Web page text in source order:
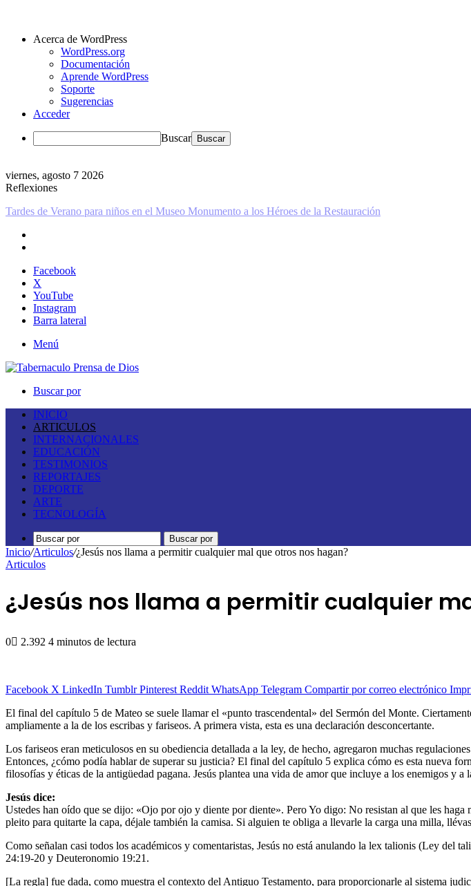
Acerca de WordPress
WordPress.org
Documentación
Aprende WordPress
Soporte
Sugerencias
Acceder
Buscar
viernes, agosto 7 2026
Reflexiones
Procura que la doctrina de la salvación moldee tu evangelismo
Facebook
X
YouTube
Instagram
Barra lateral
Menú
Buscar por
INICIO
ARTICULOS
INTERNACIONALES
EDUCACIÓN
TESTIMONIOS
REPORTAJES
DEPORTE
ARTE
TECNOLOGÍA
Buscar por
Inicio/Articulos/¿Jesús nos llama a permitir cualquier mal que otros nos hagan?
Articulos
¿Jesús nos llama a permitir cualquier
0 2.392 4 minutos de lectura
Facebook X LinkedIn Tumblr Pinterest Reddit WhatsApp Telegram Compartir por correo electrónico
El final del capítulo 5 de Mateo se suele llamar el «punto trascendental» del Sermón del Monte.
ampliamente a la de los escribas y fariseos. A primera vista, esta es una declaración desconcertante.
Los fariseos eran meticulosos en su obediencia detallada a la ley, de hecho, agregaron muchas
Entonces, ¿cómo podía hablar de superar su justicia? El final del capítulo 5 explica cómo es esta nueva
filosofías y éticas de la antigüedad pagana. Jesús plantea una vida de amor que incluye a los enemigos y a
Jesús dice:
Ustedes han oído que se dijo: «Ojo por ojo y diente por diente». Pero Yo digo: No resistan al que les
pleito para quitarte la capa, déjale también la camisa. Si alguien te obliga a llevarle la carga una milla,
Como señalan casi todos los académicos y comentaristas, Jesús no está anulando la lex talionis (Ley
24:19-20 y Deuteronomio 19:21.
[La regla] fue dada, como muestra el contexto del Antiguo Testamento, para proporcionarle al sistema